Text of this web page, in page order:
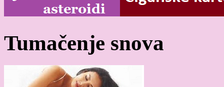
Tumačenje snova